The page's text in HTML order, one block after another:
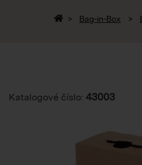
Zpět na homepage
Bag-in-Box
Katalogové číslo: 43003